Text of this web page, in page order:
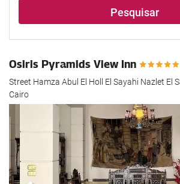
Pesquisar
Osiris Pyramids View Inn
Street Hamza Abul El Holl El Sayahi Nazlet El
Cairo